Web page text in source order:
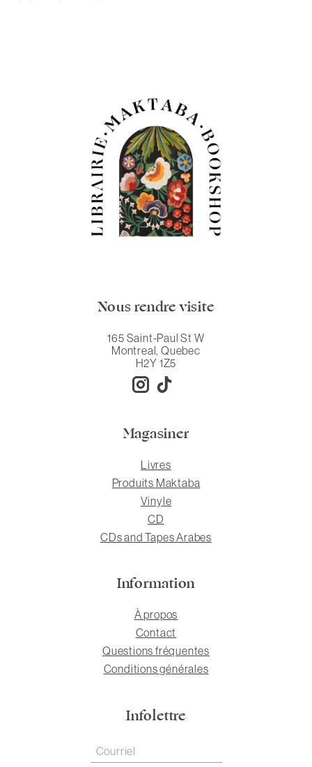
Nous rendre visite
165 Saint-Paul St W
Montreal, Quebec
H2Y 1Z5
Magasiner
Livres
Produits Maktaba
Vinyle
CD
CDs and Tapes Arabes
Information
À propos
Contact
Questions fréquentes
Conditions générales
Infolettre